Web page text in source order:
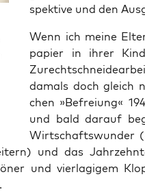
spek­ti­ve und den
Wenn ich mei­ne
pa­pier in ihrer
damals doch gleich
chen »Befrei­ung«
und bald dar­auf
Wirt­schafts­wun­der
und das
und vier­la­gi­gem